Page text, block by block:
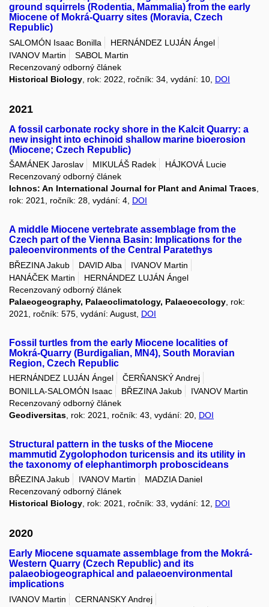
ground squirrels (Rodentia, Mammalia) from the early
Miocene of Mokrá-Quarry sites (Moravia, Czech
Republic)
SALOMÓN Isaac Bonilla
HERNÁNDEZ LUJÁN Ángel
IVANOV Martin
SABOL Martin
Recenzovaný odborný článek
Historical Biology , rok: 2022, ročník: 34, vydání: 10, DOI
2021
A fossil carbonate rocky shore in the Kalcit Quarry: a
new insight into echinoid shallow marine bioerosion
(Miocene; Czech Republic)
ŠAMÁNEK Jaroslav MIKULÁŠ Radek
HÁJKOVÁ Lucie
Recenzovaný odborný článek
Ichnos: An International Journal for Plant and Animal Traces,
rok: 2021, ročník: 28, vydání: 4, DOI
A middle Miocene vertebrate assemblage from the
Czech part of the Vienna Basin: Implications for the
paleoenvironments of the Central Paratethys
BŘEZINA Jakub DAVID Alba
IVANOV Martin
HANÁČEK Martin
HERNÁNDEZ LUJÁN Ángel
Recenzovaný odborný článek
Palaeogeography, Palaeoclimatology, Palaeoecology , rok:
2021, ročník: 575, vydání: August, DOI
Fossil turtles from the early Miocene localities of
Mokrá-Quarry (Burdigalian, MN4), South Moravian
Region, Czech Republic
HERNÁNDEZ LUJÁN Ángel
ČERŇANSKÝ Andrej
BONILLA-SALOMÓN Isaac
BŘEZINA Jakub
IVANOV Martin
Recenzovaný odborný článek
Geodiversitas , rok: 2021, ročník: 43, vydání: 20, DOI
Structural pattern in the tusks of the Miocene
mammutid Zygolophodon turicensis and its utility in
the taxonomy of elephantimorph proboscideans
BŘEZINA Jakub IVANOV Martin
MADZIA Daniel
Recenzovaný odborný článek
Historical Biology , rok: 2021, ročník: 33, vydání: 12, DOI
2020
Early Miocene squamate assemblage from the Mokrá-
Western Quarry (Czech Republic) and its
palaeobiogeographical and palaeoenvironmental
implications
IVANOV Martin
CERNANSKY Andrej